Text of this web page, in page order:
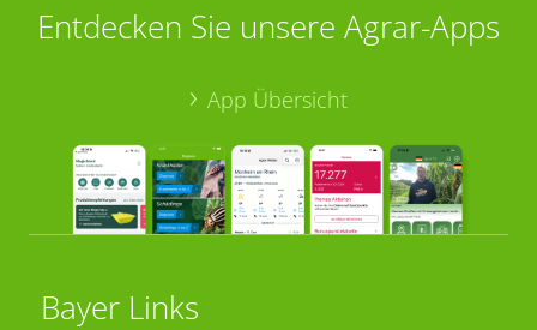
Entdecken Sie unsere Agrar-Apps
App Übersicht
Bayer Links